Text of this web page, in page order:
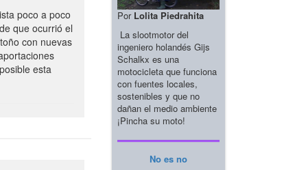
poco a poco
que ocurrió el
con nuevas
esta
Por Lolita Piedrahita
La slootmotor del
ingeniero holandés Gijs
Schalkx es una
motocicleta que funciona
con fuentes locales,
sostenibles y que no
dañan el medio ambiente
¡Pincha su moto!
No es no